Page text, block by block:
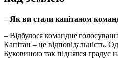
– Як ви стали капітаном
– Відбулося командне
Капітан – це відповідальність.
Буковиною так піднявся градус